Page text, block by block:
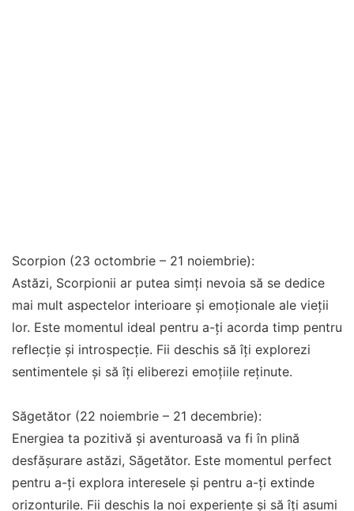
Scorpion (23 octombrie – 21 noiembrie):
Astăzi, Scorpionii ar putea simți nevoia să se dedice
mai mult aspectelor interioare și emoționale ale vieții
lor. Este momentul ideal pentru a-ți acorda timp pentru
reflecție și introspecție. Fii deschis să îți explorezi
sentimentele și să îți eliberezi emoțiile reținute.
Săgetător (22 noiembrie – 21 decembrie):
Energiea ta pozitivă și aventuroasă va fi în plină
desfășurare astăzi, Săgetător. Este momentul perfect
pentru a-ți explora interesele și pentru a-ți extinde
orizonturile. Fii deschis la noi experiențe și să îți asumi